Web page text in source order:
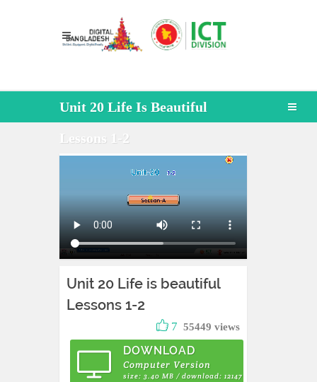
Unit 20 Life Is Beautiful
Lessons 1-2
Unit 20 Life is beautiful
Lessons 1-2
7 55449 views
DOWNLOAD
Computer Version
size: 3.40 MB / download: 12147